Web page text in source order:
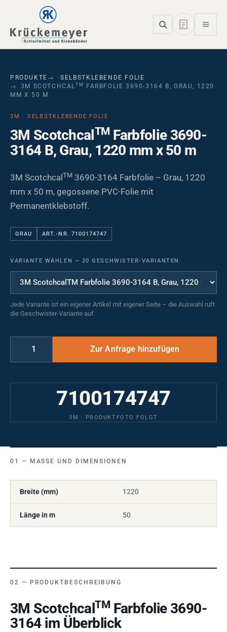
Skip to main navigation
Skip to main content
Skip to page footer
PRODUKTE
SELBSTKLEBENDE FOLIE
3M SCOTCHCAL TM
FARBFOLIE 3690-3164 B, GRAU, 1220
MM X 50 M
3M · SELBSTKLEBENDE FOLIE
3M ScotchcalTMFarbfolie 3690-
3164 B, Grau, 1220 mm x 50 m
3M Scotchcal TM 3690-3164 Farbfolie – Grau, 1220
mm x 50 m, gegossene PVC-Folie mit
Permanentklebstoff.
GRAU ART.-NR. 7100174747
VARIANTE WÄHLEN — 20 GESCHWISTER-VARIANTEN
Jede Variante ist ein eigener Artikel mit eigener Seite – die Auswahl ruft
die Geschwister-Variante auf.
7100174747
3M · PRODUKTFOTO FOLGT
MASSE UND DIMENSIONEN
Breite (mm) 1220
Länge in m 50
PRODUKTBESCHREIBUNG
3M ScotchcalTM Farbfolie 3690-
3164 im Überblick